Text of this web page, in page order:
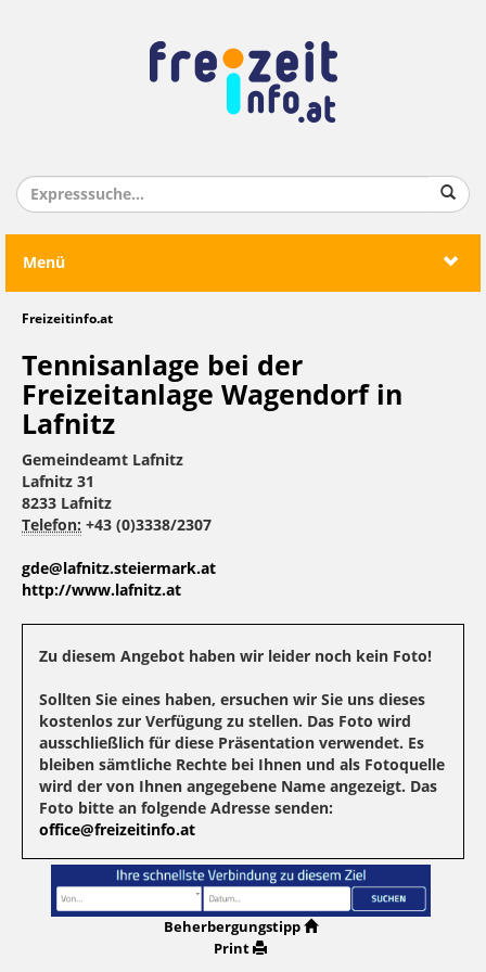
Menü
Freizeitinfo.at
Tennisanlage bei der
Freizeitanlage Wagendorf in
Lafnitz
Gemeindeamt Lafnitz
Lafnitz 31
8233 Lafnitz
Telefon: +43 (0)3338/2307
gde@lafnitz.steiermark.at
http://www.lafnitz.at
Zu diesem Angebot haben wir leider noch kein Foto!
Sollten Sie eines haben, ersuchen wir Sie uns dieses
kostenlos zur Verfügung zu stellen. Das Foto wird
ausschließlich für diese Präsentation verwendet. Es
bleiben sämtliche Rechte bei Ihnen und als Fotoquelle
wird der von Ihnen angegebene Name angezeigt. Das
Foto bitte an folgende Adresse senden:
office@freizeitinfo.at
Beherbergungstipp
Print